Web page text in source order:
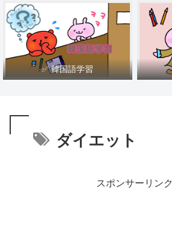
✅ 韓国語学習
ダイエット
スポンサーリンク